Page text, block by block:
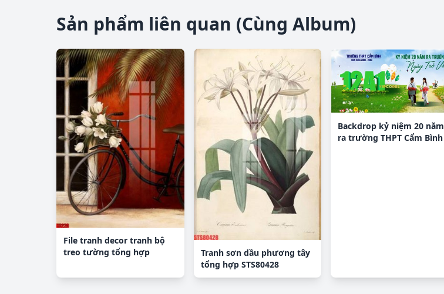
Sản phẩm liên quan (Cùng Album)
File tranh decor tranh bộ
treo tường tổng hợp
Tranh sơn dầu phương tây
tổng hợp STS80428
Backdrop kỷ niệm 20 năm
ra trường THPT Cẩm Bình